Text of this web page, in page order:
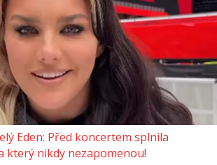
Eden: Před koncertem splnila
který nikdy nezapomenou!